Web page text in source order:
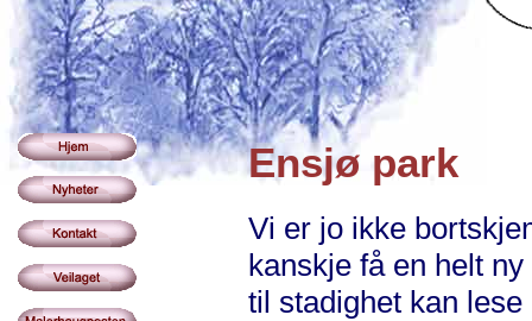
Ensjø park
Vi er jo ikke
kanskje få en helt
til stadighet kan